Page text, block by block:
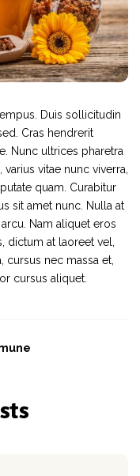
Duis sollicitudin
Cras hendrerit
Nunc ultrices pharetra
vitae nunc viverra,
quam. Curabitur
sit amet nunc. Nulla at
Nam aliquet eros
dictum at laoreet vel,
cursus nec massa et,
cursus aliquet.